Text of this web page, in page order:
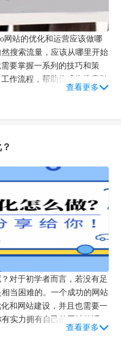
网站的优化和运营应该做哪
搜索流量，应该从哪里开始
要掌握一系列的技巧和策
作流程，帮助你成为搜索引
查看更多
对于初学者而言，若没有足
当困难的。一个成功的网站
和网站建设，并且也需要一
实力拥有自己的网站的话，
查看更多